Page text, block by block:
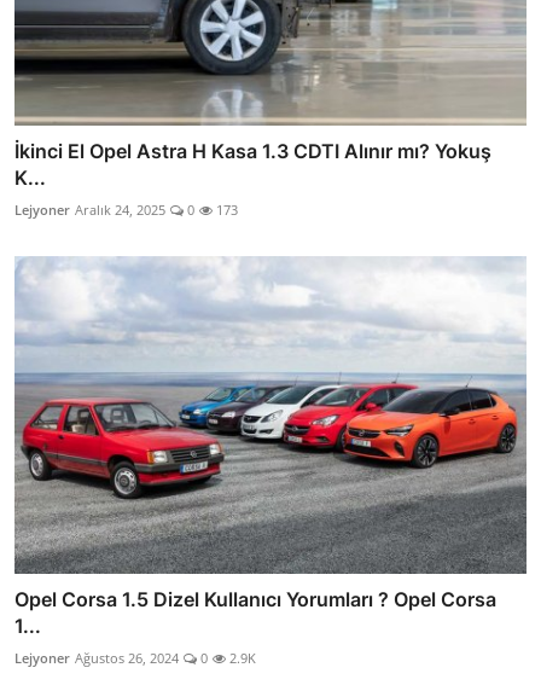
İkinci El Opel Astra H Kasa 1.3 CDTI Alınır mı? Yokuş
K...
Lejyoner Aralık 24, 2025 0 173
Opel Corsa 1.5 Dizel Kullanıcı Yorumları ? Opel Corsa
1...
Lejyoner Ağustos 26, 2024 0 2.9K